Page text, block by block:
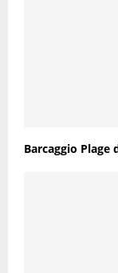
Barcaggio Plage